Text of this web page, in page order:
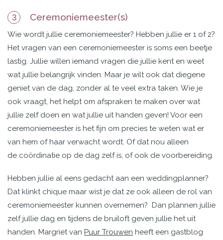
3 Ceremoniemeester(s)
Wie wordt jullie ceremoniemeester? Hebben jullie er 1 of 2?
Het vragen van een ceremoniemeester is soms een beetje
lastig. Jullie willen iemand vragen die jullie kent en weet
wat jullie belangrijk vinden. Maar je wilt ook dat diegene
geniet van de dag, zonder al te veel extra taken. Wie je
ook vraagt, het helpt om afspraken te maken over wat
jullie zelf doen en wat jullie uit handen geven! Voor een
ceremoniemeester is het fijn om precies te weten wat er
van hem of haar verwacht wordt. Of dat nou alleen
de coördinatie op de dag zelf is, of ook de voorbereiding.
Hebben jullie al eens gedacht aan een weddingplanner?
Dat klinkt chique maar wist je dat ze ook alleen de rol van
ceremoniemeester kunnen overnemen? Dan plannen jullie
zelf jullie dag en tijdens de bruiloft geven jullie het uit
handen. Margriet van Puur Trouwen heeft een gastblog